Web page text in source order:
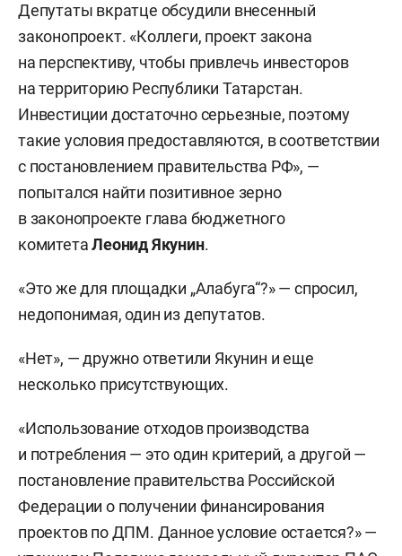
Депутаты вкратце обсудили внесенный
законопроект. «Коллеги, проект закона
на перспективу, чтобы привлечь инвесторов
на территорию Республики Татарстан.
Инвестиции достаточно серьезные, поэтому
такие условия предоставляются, в соответствии
с постановлением правительства РФ», —
попытался найти позитивное зерно
в законопроекте глава бюджетного
комитетаЛеонид Якунин.
«Это же для площадки „Алабуга“?» — спросил,
недопонимая, один из депутатов.
«Нет», — дружно ответили Якунин и еще
несколько присутствующих.
«Использование отходов производства
и потребления — это один критерий, а другой —
постановление правительства Российской
Федерации о получении финансирования
проектов по ДПМ. Данное условие остается?» —